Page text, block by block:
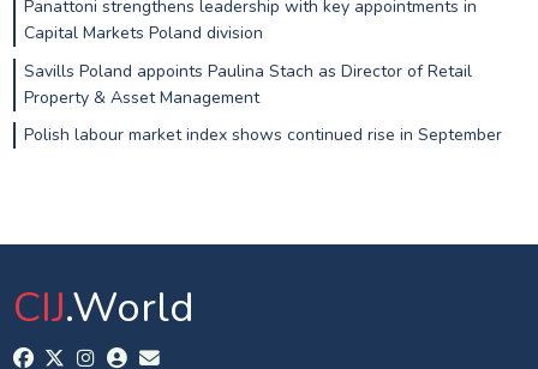
Panattoni strengthens leadership with key appointments in
Capital Markets Poland division
Savills Poland appoints Paulina Stach as Director of Retail
Property & Asset Management
Polish labour market index shows continued rise in September
CIJ.World